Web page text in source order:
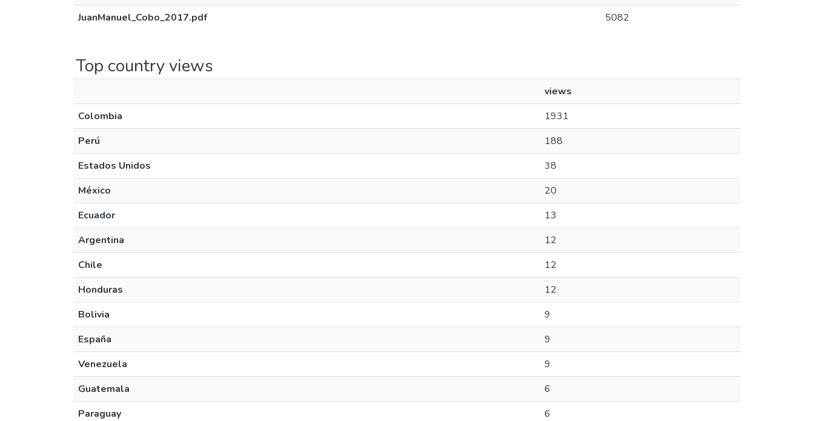
JuanManuel_Cobo_2017.pdf
5082
Top country views
views
Colombia
1931
Perú
188
Estados Unidos
38
México
20
Ecuador
13
Argentina
12
Chile
12
Honduras
12
Bolivia
9
España
9
Venezuela
9
Guatemala
6
Paraguay
6